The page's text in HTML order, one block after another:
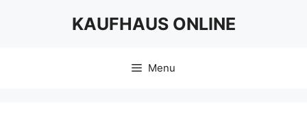
KAUFHAUS ONLINE
Menu